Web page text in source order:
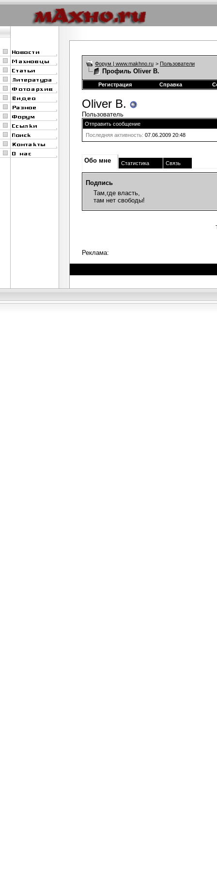
Форум | www.makhno.ru > Пользователи
Профиль Oliver B.
Регистрация Справка
Oliver B.
Пользователь
Отправить сообщение
Последняя активность: 07.06.2009 20:48
Обо мне Статистика Связь
Подпись
Там,где власть,
там нет свободы!
Реклама: